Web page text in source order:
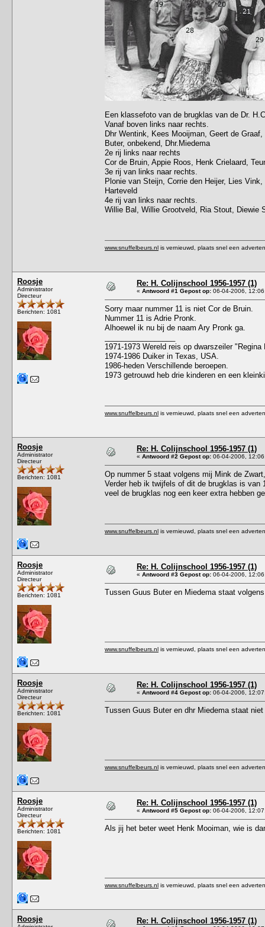
Een klassefoto van de brugklas van de Dr.
Vanaf boven links naar rechts.
Dhr Wentink, Kees Mooijman, Geert de
Buter, onbekend, Dhr.Miedema
2e rij links naar rechts
Cor de Bruin, Appie Roos, Henk Crielaard,
3e rij van links naar rechts.
Plonie van Steijn, Corrie den Heijer, Lies
Harteveld
4e rij van links naar rechts.
Willie Bal, Willie Grootveld, Ria Stout, Diewie
www.snuffelbeurs.nl is vernieuwd, plaats snel een
Roosje
Administrator
Directeur
Berichten: 1081
Re: H. Colijnschool 1956-1957 (1)
« Antwoord #1 Gepost op: 06-04-2006,
Sorry maar nummer 11 is niet Cor de Bruin.
Nummer 11 is Adrie Pronk.
Alhoewel ik nu bij de naam Ary Pronk ga.
1971-1973 Wereld reis op dwarszeiler "Regina
1974-1986 Duiker in Texas, USA.
1986-heden Verschillende beroepen.
1973 getrouwd heb drie kinderen en een
www.snuffelbeurs.nl is vernieuwd, plaats snel een
Roosje
Administrator
Directeur
Berichten: 1081
Re: H. Colijnschool 1956-1957 (1)
« Antwoord #2 Gepost op: 06-04-2006,
Op nummer 5 staat volgens mij Mink de
Verder heb ik twijfels of dit de brugklas is van
veel de brugklas nog een keer extra hebben
www.snuffelbeurs.nl is vernieuwd, plaats snel een
Roosje
Administrator
Directeur
Berichten: 1081
Re: H. Colijnschool 1956-1957 (1)
« Antwoord #3 Gepost op: 06-04-2006,
Tussen Guus Buter en Miedema staat
www.snuffelbeurs.nl is vernieuwd, plaats snel een
Roosje
Administrator
Directeur
Berichten: 1081
Re: H. Colijnschool 1956-1957 (1)
« Antwoord #4 Gepost op: 06-04-2006,
Tussen Guus Buter en dhr Miedema staat
www.snuffelbeurs.nl is vernieuwd, plaats snel een
Roosje
Administrator
Directeur
Berichten: 1081
Re: H. Colijnschool 1956-1957 (1)
« Antwoord #5 Gepost op: 06-04-2006,
Als jij het beter weet Henk Mooiman, wie is
www.snuffelbeurs.nl is vernieuwd, plaats snel een
Roosje Re: H. Colijnschool 1956-1957 (1)